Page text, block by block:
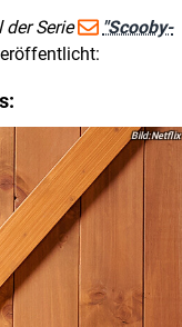
Serie
"Scooby-
Netflix